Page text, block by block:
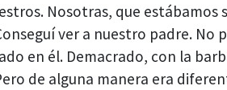
Nosotras, que
ver a nuestro padre.
en él. Demacrado, con la
de alguna manera era